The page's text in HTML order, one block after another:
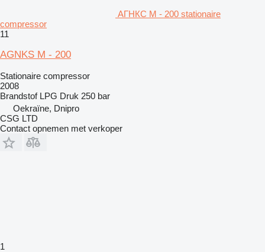
АГНКС М - 200 stationaire
compressor
11
AGNKS M - 200
Stationaire compressor
2008
Brandstof LPG Druk 250 bar
Oekraïne, Dnipro
CSG LTD
Contact opnemen met verkoper
1